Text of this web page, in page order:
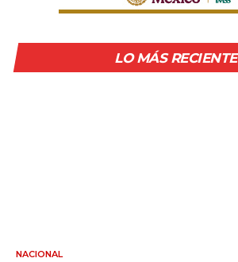
LO MÁS RECIENTE
NACIONAL